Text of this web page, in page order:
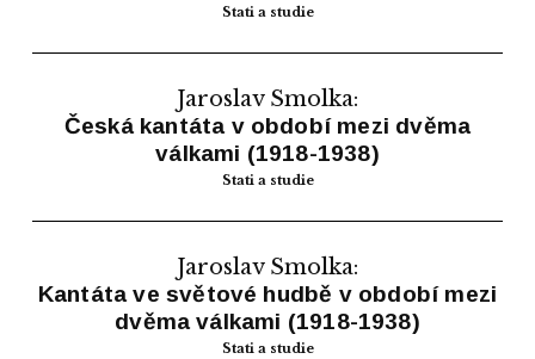
Stati a studie
Jaroslav Smolka:
Česká kantáta v období mezi dvěma
válkami (1918-1938)
Stati a studie
Jaroslav Smolka:
Kantáta ve světové hudbě v období mezi
dvěma válkami (1918-1938)
Stati a studie